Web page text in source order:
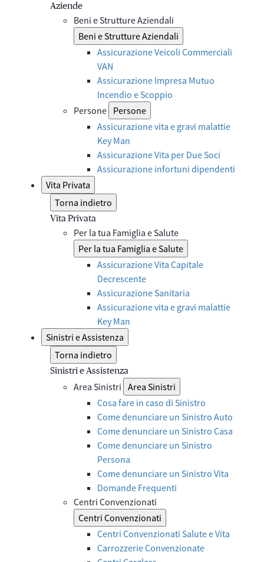
Aziende
Beni e Strutture Aziendali
Beni e Strutture Aziendali
Assicurazione Veicoli Commerciali
VAN
Assicurazione Impresa Mutuo
Incendio e Scoppio
Persone Persone
Assicurazione vita e gravi malattie
Key Man
Assicurazione Vita per Due Soci
Assicurazione infortuni dipendenti
Vita Privata
Torna indietro
Vita Privata
Per la tua Famiglia e Salute
Per la tua Famiglia e Salute
Assicurazione Vita Capitale
Decrescente
Assicurazione Sanitaria
Assicurazione vita e gravi malattie
Key Man
Sinistri e Assistenza
Torna indietro
Sinistri e Assistenza
Area Sinistri Area Sinistri
Cosa fare in caso di Sinistro
Come denunciare un Sinistro Auto
Come denunciare un Sinistro Casa
Come denunciare un Sinistro
Persona
Come denunciare un Sinistro Vita
Domande Frequenti
Centri Convenzionati
Centri Convenzionati
Centri Convenzionati Salute e Vita
Carrozzerie Convenzionate